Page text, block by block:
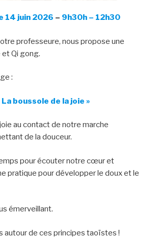
14 juin 2026 – 9h30h – 12h30
professeure, nous propose une
Qi gong.
:
La boussole de la joie »
au contact de notre marche
de la dou­ceur.
pour écouter notre cœur et
pratique pour développer le doux et le
émerveillant.
autour de ces principes taoïstes !